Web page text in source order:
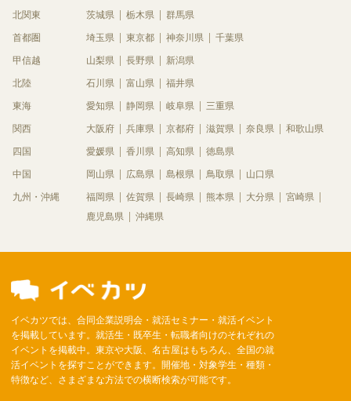
北関東
茨城県 栃木県 群馬県
首都圏 埼玉県 東京都 神奈川県 千葉県
甲信越 山梨県 長野県 新潟県
北陸 石川県 富山県 福井県
東海 愛知県 静岡県 岐阜県 三重県
関西 大阪府 兵庫県 京都府 滋賀県 奈良県 和歌山県
四国 愛媛県 香川県 高知県 徳島県
中国 岡山県 広島県 島根県 鳥取県 山口県
九州・沖縄 福岡県 佐賀県 長崎県 熊本県 大分県
宮崎県
鹿児島県
沖縄県
イベカツでは、合同企業説明会・就活セミナー・就活イベント
を掲載しています。就活生・既卒生・転職者向けのそれぞれの
イベントを掲載中。東京や大阪、名古屋はもちろん、全国の就
活イベントを探すことができます。開催地・対象学生・種類・
特徴など、さまざまな方法での横断検索が可能です。